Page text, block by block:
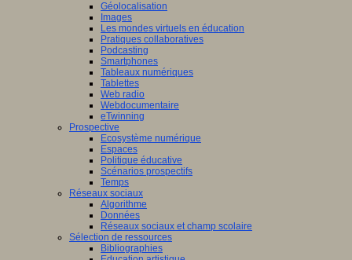
Géolocalisation
Images
Les mondes virtuels en éducation
Pratiques collaboratives
Podcasting
Smartphones
Tableaux numériques
Tablettes
Web radio
Webdocumentaire
eTwinning
Prospective
Ecosystème numérique
Espaces
Politique éducative
Scénarios prospectifs
Temps
Réseaux sociaux
Algorithme
Données
Réseaux sociaux et champ scolaire
Sélection de ressources
Bibliographies